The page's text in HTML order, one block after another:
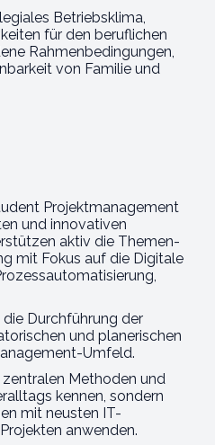
Betriebsklima,
für den beruflichen
Rahmenbedingungen,
von Familie und
Projektmanagement
und innovativen
aktiv die Themen-
mit Fokus auf die Digitale
Durchführung der
und planerischen
Umfeld.
Methoden und
kennen, sondern
mit neusten IT-
anwenden.